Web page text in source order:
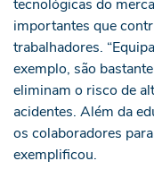
tecnológicas do
importantes que
trabalhadores.
exemplo, são
eliminam o risco de
acidentes. Além da
os colaboradores
exemplificou.